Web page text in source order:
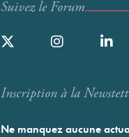
Suivez le Forum
Inscription à la
Ne manquez aucune